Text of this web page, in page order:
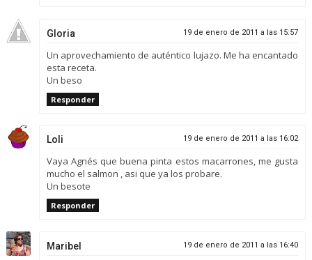
Gloria 19 de enero de 2011 a las 15:57
Un aprovechamiento de auténtico lujazo. Me ha encantado
esta receta.
Un beso
Responder
Loli 19 de enero de 2011 a las 16:02
Vaya Agnés que buena pinta estos macarrones, me gusta
mucho el salmon , asi que ya los probare.
Un besote
Responder
Maribel 19 de enero de 2011 a las 16:40